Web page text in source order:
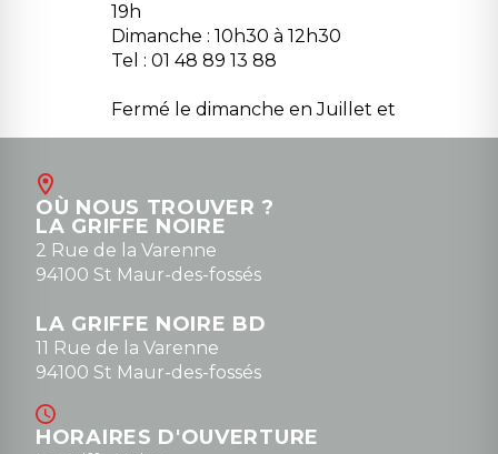
19h
Dimanche : 10h30 à 12h30
Tel : 01 48 89 13 88
Fermé le dimanche en Juillet et
Août
contact@la-griffe-noire.com
0148836747
OÙ NOUS TROUVER ?
LA GRIFFE NOIRE
2 Rue de la Varenne
94100 St Maur-des-fossés
LA GRIFFE NOIRE BD
11 Rue de la Varenne
94100 St Maur-des-fossés
HORAIRES D'OUVERTURE